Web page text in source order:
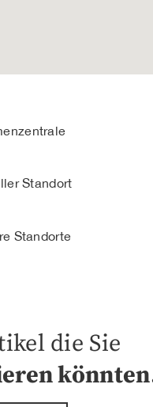
Standort
Standorte
die Sie